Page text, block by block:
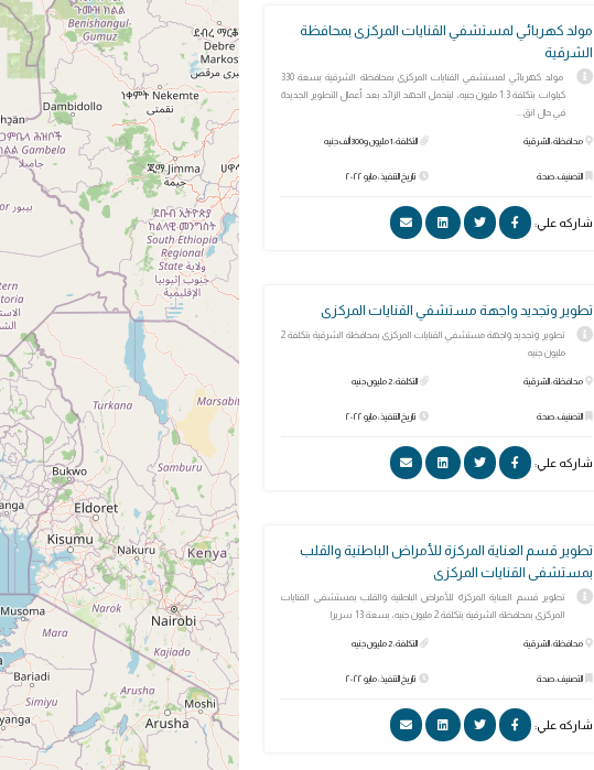
مولد كهربائي لمستشفي القنايات المركزى بمحافظة
الشرقية
مولد كهربائي لمستشفي القنايات المركزى بمحافظة الشرقية بسعة 330
كيلوات بتكلفة 1.3 مليون جنيه، ليتحمل الجهد الزائد بعد أعمال التطوير الجديدة
في حال انق...
محافظة: الشرقية
التصنيف: صحة
التكلفة: 1 مليون و300 ألف جنيه
تاريخ التنفيذ: مايو ٢٠٢٢
شاركه علي:
تطوير وتجديد واجهة مستشفي القنايات المركزى
تطوير وتجديد واجهة مستشفي القنايات المركزى بمحافظة الشرقية بتكلفة 2
مليون جنيه
محافظة: الشرقية
التصنيف: صحة
التكلفة: 2 مليون جنيه
تاريخ التنفيذ: مايو ٢٠٢٢
شاركه علي:
تطوير قسم العناية المركزة للأمراض الباطنية والقلب
بمستشفى القنايات المركزى
تطوير قسم العناية المركزة للأمراض الباطنية والقلب بمستشفى القنايات
المركزى بمحافظة الشرقية بتكلفة 2 مليون جنيه، بسعة 13 سريرا
محافظة: الشرقية
التصنيف: صحة
التكلفة: 2 مليون جنيه
تاريخ التنفيذ: مايو ٢٠٢٢
شاركه علي: